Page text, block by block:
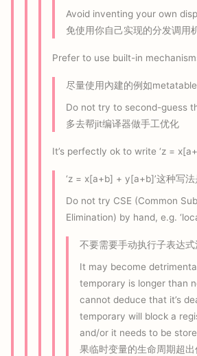
Avoid inventing your own
免使用你自己实现的分发调用
Prefer to use built-in
尽量使用內建的例如
Do not try to second-guess
多去帮jit编译器做手工优化
It’s perfectly ok to write ‘z =
‘z = x[a+b] + y[a+b]’这种写
Do not try CSE (Common
Elimination) by hand, e.g.
不要需要手动执行子表达式
It may become
temporary is longer than
cannot deduce that it’s
temporary will block a
and/or it needs to be
果临时变量的生命周期超